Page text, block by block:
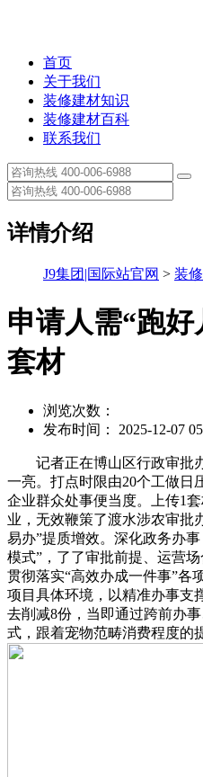
首页
关于我们
装修建材知识
装修建材百科
联系我们
详情介绍
J9集团|国际站官网 > 装
申请人需“跑
套材
浏览次数：
发布时间： 2025-12-07
记者正在博山区行政审批
一亮。打点时限由20个工做日
企业群众处事便当度。上传1
业，无效鞭策了渡水涉农审批
易办”提质增效。深化政务办
模式”，了了审批前提、运营
贯彻落实“高效办成一件事”各
项目具体环境，以精准办事支
去削减8份，当即通过跨前办
式，跟着宠物范畴消费程度的